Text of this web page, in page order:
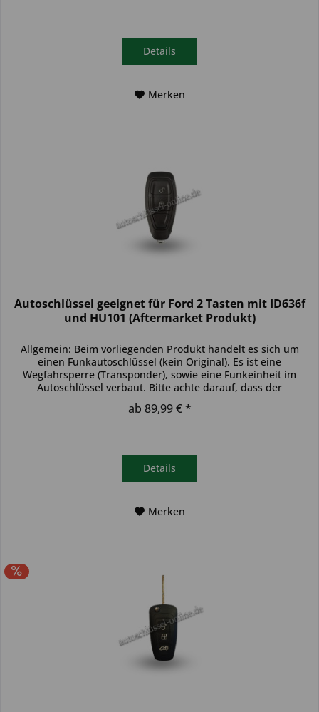
Details
Merken
Autoschlüssel geeignet für Ford 2 Tasten mit ID636f
und HU101 (Aftermarket Produkt)
Allgemein: Beim vorliegenden Produkt handelt es sich um
einen Funkautoschlüssel (kein Original). Es ist eine
Wegfahrsperre (Transponder), sowie eine Funkeinheit im
Autoschlüssel verbaut. Bitte achte darauf, dass der
Autoschlüssel deinem...
ab 89,99 € *
Details
Merken